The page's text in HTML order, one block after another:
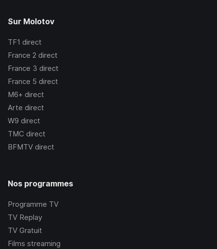
Sur Molotov
TF1 direct
France 2 direct
France 3 direct
France 5 direct
M6+ direct
Arte direct
W9 direct
TMC direct
BFMTV direct
Nos programmes
Programme TV
TV Replay
TV Gratuit
Films streaming